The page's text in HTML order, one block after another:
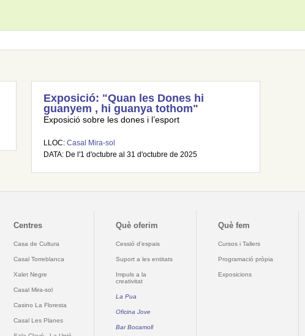
Exposició: "Quan les Dones hi
guanyem , hi guanya tothom"
Exposició sobre les dones i l’esport
LLOC: Casal Mira-sol
DATA: De l'1 d'octubre al 31 d'octubre de 2025
Centres
Casa de Cultura
Casal Torreblanca
Xalet Negre
Casal Mira-sol
Casino La Floresta
Casal Les Planes
Què oferim
Cessió d'espais
Suport a les entitats
Impuls a la
creativitat
La Pua
Oficina Jove
Bar Bocamoll
Què fem
Cursos i Tallers
Programació pròpia
Exposicions